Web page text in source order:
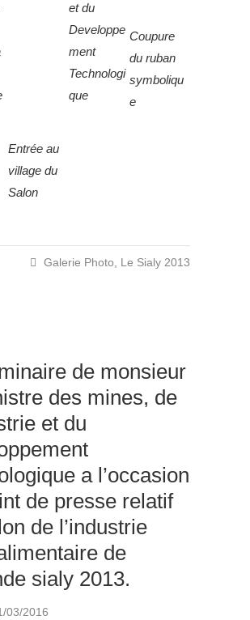
et du
Developpe
ment
Technologi
que
Coupure
du ruban
symboliqu
e
Entrée au
village du
Salon
Galerie Photo Le Sialy 2013
de monsieur
des mines, de
et du
a l’occasion
de presse relatif
de l’industrie
de
sialy 2013.
03/2016